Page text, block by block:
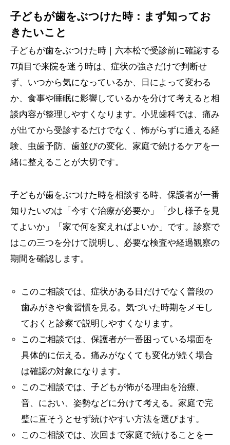
子どもが歯をぶつけた時：まず知ってお
きたいこと
子どもが歯をぶつけた時｜六本松で受診前に確認する
7項目で来院を迷う時は、症状の強さだけで判断せ
ず、いつから気になっているか、日によって変わる
か、食事や睡眠に影響しているかを分けて考えると相
談内容が整理しやすくなります。小児歯科では、痛み
が出てから受診するだけでなく、怖がらずに通える経
験、虫歯予防、歯並びの変化、家庭で続けるケアを一
緒に整えることが大切です。
子どもが歯をぶつけた時を相談する時、保護者が一番
知りたいのは「今すぐ治療が必要か」「少し様子を見
てよいか」「家で何を変えればよいか」です。診察で
はこの三つを分けて説明し、必要な検査や経過観察の
期間を確認します。
このご相談では、症状がある日だけでなく普段の
歯みがきや食習慣を見る。気づいた時期をメモし
ておくと診察で説明しやすくなります。
このご相談では、保護者が一番困っている場面を
具体的に伝える。痛みがなくても変化が続く場合
は確認の対象になります。
このご相談では、子どもが怖がる理由を治療、
音、におい、姿勢などに分けて考える。家庭で完
璧に直そうとせず続けやすい方法を選びます。
このご相談では、次回まで家庭で続けることを一